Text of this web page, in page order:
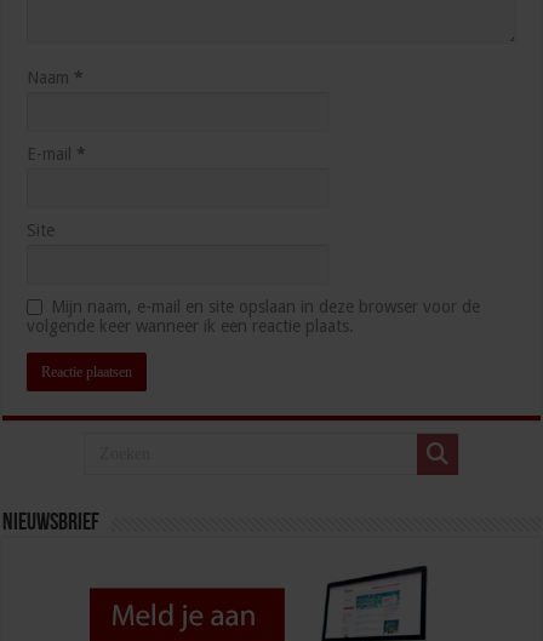
Naam *
E-mail *
Site
Mijn naam, e-mail en site opslaan in deze browser voor de
volgende keer wanneer ik een reactie plaats.
Nieuwsbrief